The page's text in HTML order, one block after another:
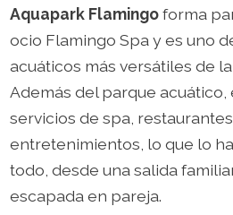
Aquapark Flamingoforma
ocio Flamingo Spa y es uno
acuáticos más versátiles de
Además del parque
servicios de spa,
entretenimientos, lo que lo
todo, desde una salida
escapada en pareja.